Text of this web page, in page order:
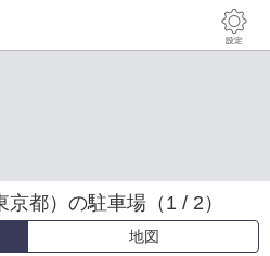
都）の駐車場（1 / 2）
地図